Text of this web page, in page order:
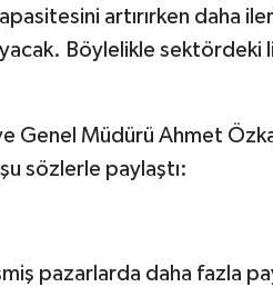
artırırken daha
Böylelikle sektördeki
Genel Müdürü Ahmet
sözlerle paylaştı:
pazarlarda daha fazla